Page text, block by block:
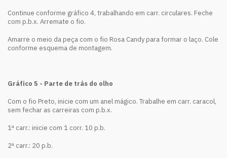
Continue conforme gráfico 4, trabalhando em carr. circulares. Feche
com p.b.x. Arremate o fio.
Amarre o meio da peça com o fio Rosa Candy para formar o laço. Cole
conforme esquema de montagem.
Gráfico 5 - Parte de trás do olho
Com o fio Preto, inicie com um anel mágico. Trabalhe em carr. caracol,
sem fechar as carreiras com p.b.x.
1ª carr.: inicie com 1 corr. 10 p.b.
2ª carr.: 20 p.b.